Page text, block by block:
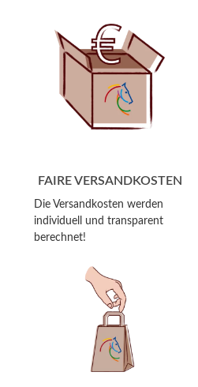
FAIRE VERSANDKOSTEN
Die Versandkosten werden
individuell und transparent
berechnet!